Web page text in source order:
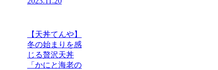
【天丼てんや】
冬の始まりを感
じる贅沢天丼
「かにと海老の